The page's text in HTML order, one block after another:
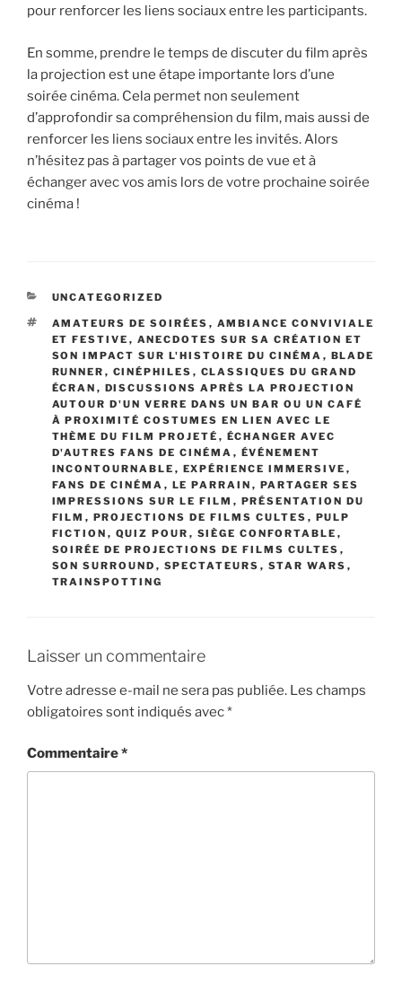
pour renforcer les liens sociaux entre les participants.
En somme, prendre le temps de discuter du film après
la projection est une étape importante lors d’une
soirée cinéma. Cela permet non seulement
d’approfondir sa compréhension du film, mais aussi de
renforcer les liens sociaux entre les invités. Alors
n’hésitez pas à partager vos points de vue et à
échanger avec vos amis lors de votre prochaine soirée
cinéma !
CATÉGORIES
UNCATEGORIZED
ÉTIQUETTES
AMATEURS DE SOIRÉES , AMBIANCE CONVIVIALE
ET FESTIVE , ANECDOTES SUR SA CRÉATION ET
SON IMPACT SUR L'HISTOIRE DU CINÉMA , BLADE
RUNNER , CINÉPHILES , CLASSIQUES DU GRAND
ÉCRAN , DISCUSSIONS APRÈS LA PROJECTION
AUTOUR D'UN VERRE DANS UN BAR OU UN CAFÉ
À PROXIMITÉ COSTUMES EN LIEN AVEC LE
THÈME DU FILM PROJETÉ , ÉCHANGER AVEC
D'AUTRES FANS DE CINÉMA , ÉVÉNEMENT
INCONTOURNABLE , EXPÉRIENCE IMMERSIVE ,
FANS DE CINÉMA , LE PARRAIN , PARTAGER SES
IMPRESSIONS SUR LE FILM , PRÉSENTATION DU
FILM , PROJECTIONS DE FILMS CULTES , PULP
FICTION , QUIZ POUR , SIÈGE CONFORTABLE ,
SOIRÉE DE PROJECTIONS DE FILMS CULTES ,
SON SURROUND , SPECTATEURS , STAR WARS ,
TRAINSPOTTING
Laisser un commentaire
Votre adresse e-mail ne sera pas publiée. Les champs
obligatoires sont indiqués avec*
Commentaire*